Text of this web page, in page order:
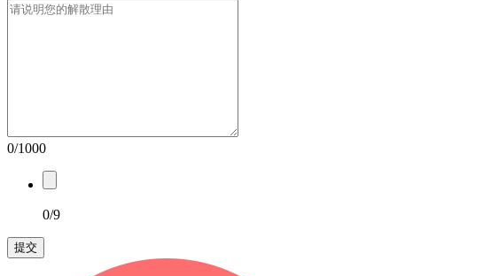
0/1000
0/9
提交